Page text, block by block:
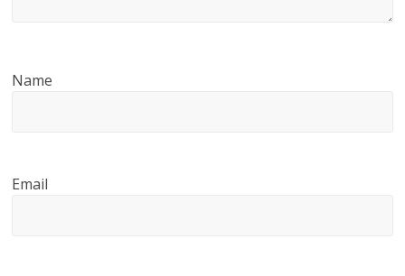
Name
Email